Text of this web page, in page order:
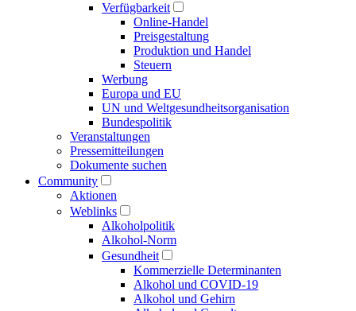
Verfügbarkeit
Online-Handel
Preisgestaltung
Produktion und Handel
Steuern
Werbung
Europa und EU
UN und Welt­gesundheits­organisation
Bundespolitik
Veranstaltungen
Presse­mitteilungen
Dokumente suchen
Community
Aktionen
Weblinks
Alkoholpolitik
Alkohol-Norm
Gesundheit
Kommerzielle Determinanten
Alkohol und COVID-19
Alkohol und Gehirn